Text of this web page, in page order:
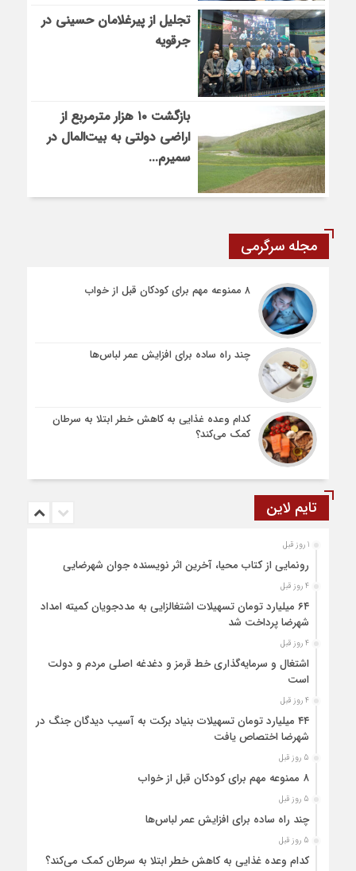
تجلیل از پیرغلامان حسینی در
جرقویه
بازگشت ۱۰ هزار مترمربع از
اراضی دولتی به بیت‌المال در
سمیرم...
مجله سرگرمی
۸ ممنوعه مهم برای کودکان قبل از خواب
چند راه ساده برای افزایش عمر لباس‌ها
کدام وعده غذایی به کاهش خطر ابتلا به سرطان
کمک می‌کند؟
تایم لاین
1 روز قبل
رونمایی از کتاب محیا، آخرین اثر نویسنده جوان شهرضایی
4 روز قبل
۶۴ میلیارد تومان تسهیلات اشتغالزایی به مددجویان کمیته امداد
شهرضا پرداخت شد
4 روز قبل
اشتغال و سرمایه‌گذاری خط قرمز و دغدغه اصلی مردم و دولت
است
4 روز قبل
۴۴ میلیارد تومان تسهیلات بنیاد برکت به آسیب دیدگان جنگ در
شهرضا اختصاص یافت
5 روز قبل
۸ ممنوعه مهم برای کودکان قبل از خواب
5 روز قبل
چند راه ساده برای افزایش عمر لباس‌ها
5 روز قبل
کدام وعده غذایی به کاهش خطر ابتلا به سرطان کمک می‌کند؟